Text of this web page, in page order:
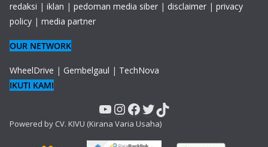
redaksi | iklan | pedoman media siber | disclaimer | privacy
policy | media partner
OUR NETWORK
WheelDrive | Gembelgaul | TechNova
IKUTI KAMI
YouTube
Instagram
Facebook
Twitter
TikTok
Powered by CV. KIVU (Kirana Varia Usaha)